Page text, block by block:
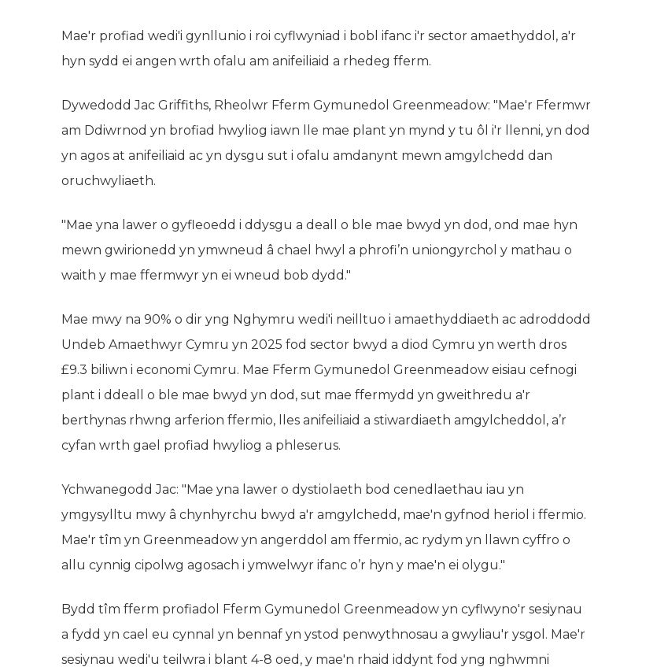
Mae'r profiad wedi'i gynllunio i roi cyflwyniad i bobl ifanc i'r sector amaethyddol, a'r
hyn sydd ei angen wrth ofalu am anifeiliaid a rhedeg fferm.
Dywedodd Jac Griffiths, Rheolwr Fferm Gymunedol Greenmeadow: "Mae'r Ffermwr
am Ddiwrnod yn brofiad hwyliog iawn lle mae plant yn mynd y tu ôl i'r llenni, yn dod
yn agos at anifeiliaid ac yn dysgu sut i ofalu amdanynt mewn amgylchedd dan
oruchwyliaeth.
"Mae yna lawer o gyfleoedd i ddysgu a deall o ble mae bwyd yn dod, ond mae hyn
mewn gwirionedd yn ymwneud â chael hwyl a phrofi’n uniongyrchol y mathau o
waith y mae ffermwyr yn ei wneud bob dydd."
Mae mwy na 90% o dir yng Nghymru wedi'i neilltuo i amaethyddiaeth ac adroddodd
Undeb Amaethwyr Cymru yn 2025 fod sector bwyd a diod Cymru yn werth dros
£9.3 biliwn i economi Cymru. Mae Fferm Gymunedol Greenmeadow eisiau cefnogi
plant i ddeall o ble mae bwyd yn dod, sut mae ffermydd yn gweithredu a'r
berthynas rhwng arferion ffermio, lles anifeiliaid a stiwardiaeth amgylcheddol, a’r
cyfan wrth gael profiad hwyliog a phleserus.
Ychwanegodd Jac: "Mae yna lawer o dystiolaeth bod cenedlaethau iau yn
ymgysylltu mwy â chynhyrchu bwyd a'r amgylchedd, mae'n gyfnod heriol i ffermio.
Mae'r tîm yn Greenmeadow yn angerddol am ffermio, ac rydym yn llawn cyffro o
allu cynnig cipolwg agosach i ymwelwyr ifanc o’r hyn y mae'n ei olygu."
Bydd tîm fferm profiadol Fferm Gymunedol Greenmeadow yn cyflwyno'r sesiynau
a fydd yn cael eu cynnal yn bennaf yn ystod penwythnosau a gwyliau'r ysgol. Mae'r
sesiynau wedi'u teilwra i blant 4-8 oed, y mae'n rhaid iddynt fod yng nghwmni